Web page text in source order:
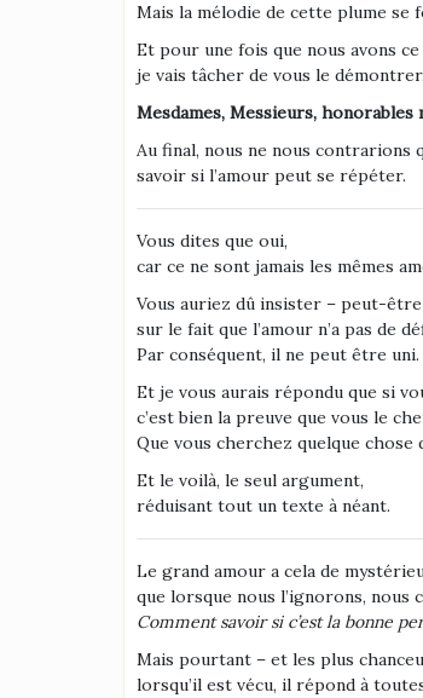
Mais la mélodie de cette plume se
Et pour une fois que nous avons
je vais tâcher de vous le démontrer.
Mesdames, Messieurs,
Au final, nous ne nous contrarions
savoir si l’amour peut se répéter.
Vous dites que oui,
car ce ne sont jamais les mêmes
Vous auriez dû insister – peut-
sur le fait que l’amour n’a pas de
Par conséquent, il ne peut être uni.
Et je vous aurais répondu que si
c’est bien la preuve que vous le
Que vous cherchez quelque
Et le voilà, le seul argument,
réduisant tout un texte à néant.
Le grand amour a cela de
que lorsque nous l’ignorons,
Comment savoir si c’est la bonne
Mais pourtant – et les plus
lorsqu’il est vécu, il répond à